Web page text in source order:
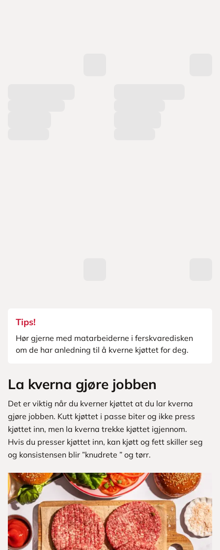
Tips!
Hør gjerne med matarbeiderne i ferskvaredisken
om de har anledning til å kverne kjøttet for deg.
La kverna gjøre jobben
Det er viktig når du kverner kjøttet at du lar kverna
gjøre jobben. Kutt kjøttet i passe biter og ikke press
kjøttet inn, men la kverna trekke kjøttet igjennom.
Hvis du presser kjøttet inn, kan kjøtt og fett skiller seg
og konsistensen blir ”knudrete ” og tørr.